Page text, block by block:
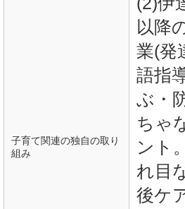
子育て関連の独自の取り
組み
以降
業(発
語指
ぶ・
ちゃ
ント
れ目
後ケ